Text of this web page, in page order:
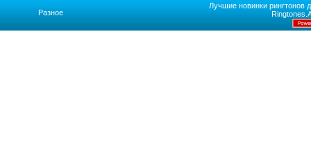
Разное
Лучшие новинки рингтонов